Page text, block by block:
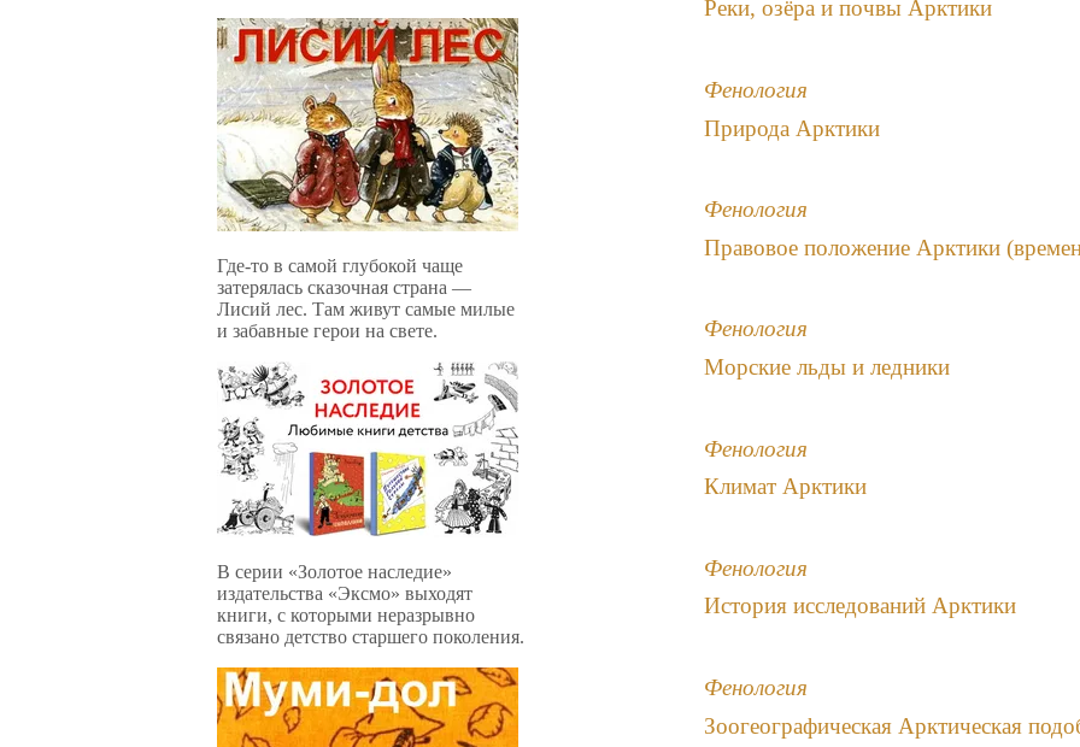
Где-то в самой глубокой чаще
затерялась сказочная страна —
Лисий лес. Там живут самые милые
и забавные герои на свете.
В серии «Золотое наследие»
издательства «Эксмо» выходят
книги, с которыми неразрывно
связано детство старшего поколения.
Реки, озёра и почвы Арктики
Фенология
Природа Арктики
Фенология
Правовое положение Арктики
Фенология
Морские льды и ледники
Фенология
Климат Арктики
Фенология
История исследований Арктики
Фенология
Зоогеографическая Арктическая